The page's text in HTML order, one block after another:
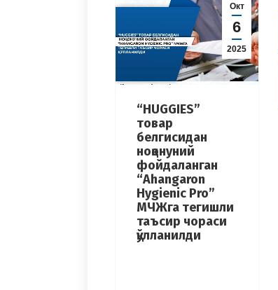
Окт
6
2025
“HUGGIES”
товар
белгисидан
ноқонуний
фойдаланган
“Ahangaron
Hygienic Pro”
МЧЖга тегишли
таъсир чораси
қўлланилди